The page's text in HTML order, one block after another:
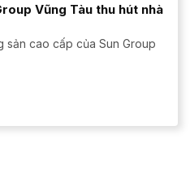
Vũng Tàu thu hút nhà
sản cao cấp của Sun Group